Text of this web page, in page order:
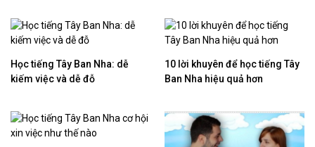
Học tiếng Tây Ban Nha: dễ
kiếm việc và dễ đỗ
10 lời khuyên để học tiếng Tây
Ban Nha hiệu quả hơn